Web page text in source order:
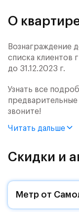
О
Вознаграждение
списка клиентов
до 31.12.2023 г.
Узнать все
звоните!
Продается 3-
дома (Корпус 57,
Квартал» от
Цена указана с
«Рублевский
Читать дальше
Скидки и
Метр от